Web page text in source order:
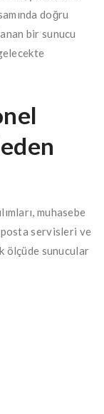
doğru
bir sunucu
muhasebe
servisleri ve
ölçüde sunucular